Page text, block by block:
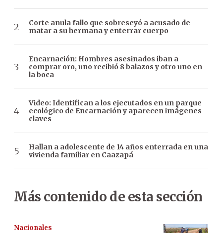
Corte anula fallo que sobreseyó a acusado de
matar a su hermana y enterrar cuerpo
Encarnación: Hombres asesinados iban a
comprar oro, uno recibió 8 balazos y otro uno en
la boca
Video: Identifican a los ejecutados en un parque
ecológico de Encarnación y aparecen imágenes
claves
Hallan a adolescente de 14 años enterrada en una
vivienda familiar en Caazapá
Más contenido de esta sección
Nacionales